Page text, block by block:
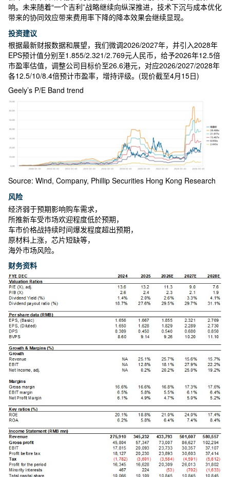
响。未来随着“一个吉利”战略继续向纵深推进，技术下沉与成本优化
带来的协同效应带来费用率下降的降本效果会继续显现。
投资建议
根据最新财报数据和展望，我们微调2026/2027年，并引入2028年
EPS预计值分别至1.855/2.321/2.769元人民币，给予2026年12.5倍
市盈率估值，调整公司目标价至26.6港元，对应2026/2027/2028年
各12.5/10/8.4倍预计市盈率，增持评级。(现价截至4月15日)
Geely’s P/E Band trend
Source: Wind, Company, Phillip Securities Hong Kong Research
风险
经济弱于预期影响购车需求，
所推新车受市场欢迎程度低於预期，
车市价格战持续时间爆发程度超出预期，
原材料上涨，芯片短缺等，
海外市场风险。
财务资料